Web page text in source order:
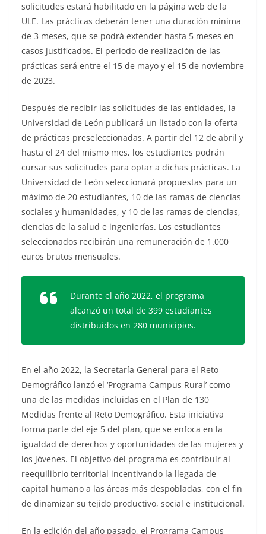
solicitudes estará habilitado en la página web de la
ULE. Las prácticas deberán tener una duración mínima
de 3 meses, que se podrá extender hasta 5 meses en
casos justificados. El periodo de realización de las
prácticas será entre el 15 de mayo y el 15 de noviembre
de 2023.
Después de recibir las solicitudes de las entidades, la
Universidad de León publicará un listado con la oferta
de prácticas preseleccionadas. A partir del 12 de abril y
hasta el 24 del mismo mes, los estudiantes podrán
cursar sus solicitudes para optar a dichas prácticas. La
Universidad de León seleccionará propuestas para un
máximo de 20 estudiantes, 10 de las ramas de ciencias
sociales y humanidades, y 10 de las ramas de ciencias,
ciencias de la salud e ingenierías. Los estudiantes
seleccionados recibirán una remuneración de 1.000
euros brutos mensuales.
Durante el año 2022, el programa
alcanzó un total de 399 estudiantes
distribuidos en 280 municipios.
En el año 2022, la Secretaría General para el Reto
Demográfico lanzó el ‘Programa Campus Rural’ como
una de las medidas incluidas en el Plan de 130
Medidas frente al Reto Demográfico. Esta iniciativa
forma parte del eje 5 del plan, que se enfoca en la
igualdad de derechos y oportunidades de las mujeres y
los jóvenes. El objetivo del programa es contribuir al
reequilibrio territorial incentivando la llegada de
capital humano a las áreas más despobladas, con el fin
de dinamizar su tejido productivo, social e institucional.
En la edición del año pasado, el Programa Campus